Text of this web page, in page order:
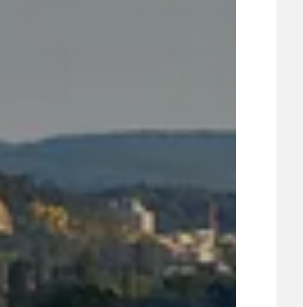
ÚJEZDSKÉ JEDNOSMĚRKY
ÚJEZDSKÝ ZPRAVODAJ